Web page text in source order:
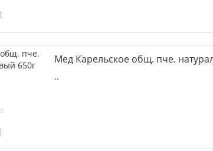
Мед Карельское общ. пче.
..